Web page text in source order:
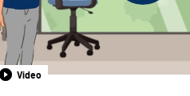
Video